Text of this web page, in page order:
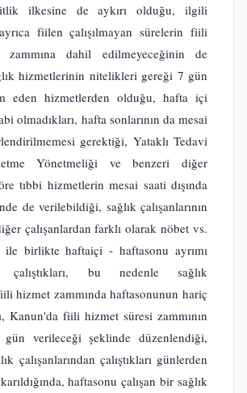
ilkesine de aykırı olduğu, ilgili
fiilen çalışılmayan sürelerin fiili
zammına dahil edilmeyeceğinin de
hizmetlerinin nitelikleri gereği 7 gün
eden hizmetlerden olduğu, hafta içi
olmadıkları, hafta sonlarının da mesai
gerektiği, Yataklı Tedavi
Yönetmeliği ve benzeri diğer
tıbbi hizmetlerin mesai saati dışında
de verilebildiği, sağlık çalışanlarının
çalışanlardan farklı olarak nöbet vs.
ile birlikte haftaiçi - haftasonu ayrımı
çalıştıkları, bu nedenle sağlık
hizmet zammında haftasonunun hariç
Kanun'da fiili hizmet süresi zammının
verileceği şeklinde düzenlendiği,
çalışanlarından çalıştıkları günlerden
haftasonu çalışan bir sağlık